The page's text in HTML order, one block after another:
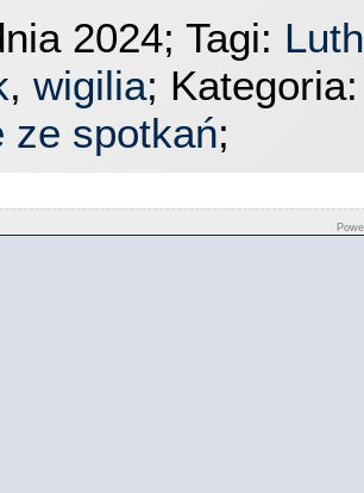
2024; Tagi:
, wigilia;
ze spotkań;